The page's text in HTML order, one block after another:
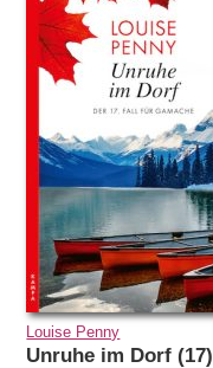
Louise Penny
Unruhe im Dorf (17)